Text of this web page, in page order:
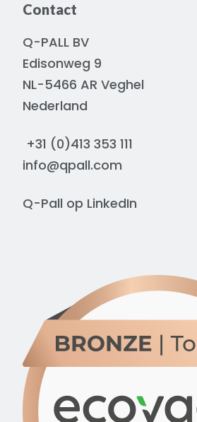
Contact
Q-PALL BV
Edisonweg 9
NL-5466 AR Veghel
Nederland
+31 (0)413 353 111
info@qpall.com
Q-Pall op LinkedIn